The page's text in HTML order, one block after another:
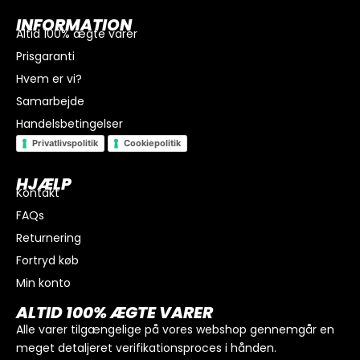
I alt
Køb for
INFORMATION
Altid 100% ægte varer
Prisgaranti
Hvem er vi?
Samarbejde
Handelsbetingelser
Privatlivspolitik Cookiepolitik
HJÆLP
Kontakt
FAQs
Returnering
Fortryd køb
Min konto
ALTID 100% ÆGTE VARER
Alle varer tilgængelige på vores webshop gennemgår en
meget detaljeret verifikationsproces i hånden.